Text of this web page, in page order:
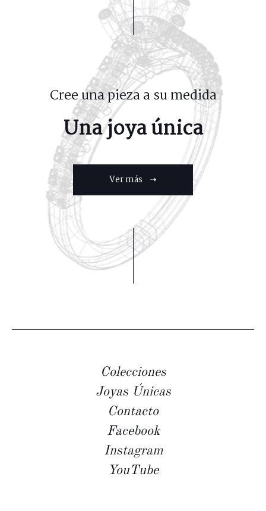
Cree una pieza a su medida
Una joya única
Ver más ➝
Colecciones
Joyas Únicas
Contacto
Facebook
Instagram
YouTube